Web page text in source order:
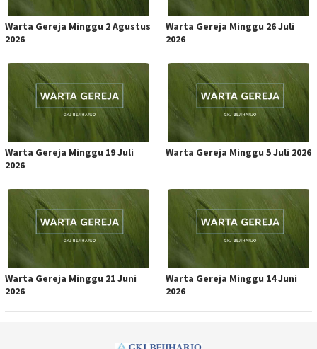
Warta Gereja Minggu 2 Agustus
2026
Warta Gereja Minggu 26 Juli
2026
Warta Gereja Minggu 19 Juli
2026
Warta Gereja Minggu 5 Juli 2026
Warta Gereja Minggu 21 Juni
2026
Warta Gereja Minggu 14 Juni
2026